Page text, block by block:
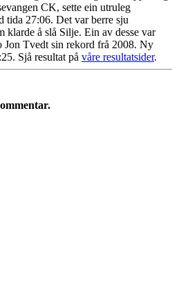
CK, sette ein utruleg
tida 27:06. Det var berre sju
klarde å slå Silje. Ein av desse var
Jon Tvedt sin rekord frå 2008. Ny
Sjå resultat på våre resultatsider.